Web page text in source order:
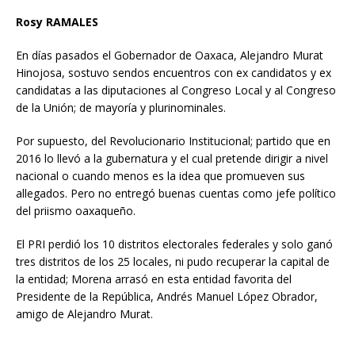
Rosy RAMALES
En días pasados el Gobernador de Oaxaca, Alejandro Murat
Hinojosa, sostuvo sendos encuentros con ex candidatos y ex
candidatas a las diputaciones al Congreso Local y al Congreso
de la Unión; de mayoría y plurinominales.
Por supuesto, del Revolucionario Institucional; partido que en
2016 lo llevó a la gubernatura y el cual pretende dirigir a nivel
nacional o cuando menos es la idea que promueven sus
allegados. Pero no entregó buenas cuentas como jefe político
del priismo oaxaqueño.
El PRI perdió los 10 distritos electorales federales y solo ganó
tres distritos de los 25 locales, ni pudo recuperar la capital de
la entidad; Morena arrasó en esta entidad favorita del
Presidente de la República, Andrés Manuel López Obrador,
amigo de Alejandro Murat.